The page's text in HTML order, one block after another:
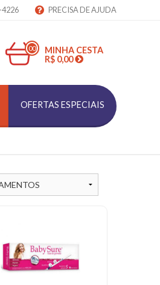
4226 PRECISA DE AJUDA
00
MINHA CESTA
R$ 0,00
OFERTAS ESPECIAIS